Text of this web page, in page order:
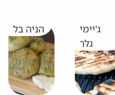
ג'יימי
גלר
הניה בל